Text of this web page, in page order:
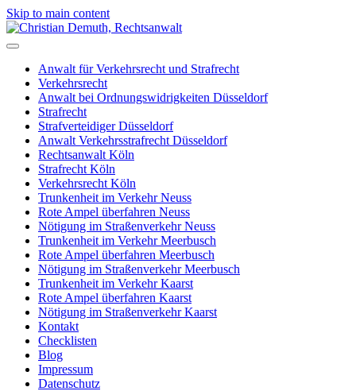
Skip to main content
Anwalt für Verkehrsrecht und Strafrecht
Verkehrsrecht
Anwalt bei Ordnungswidrigkeiten Düsseldorf
Strafrecht
Strafverteidiger Düsseldorf
Anwalt Verkehrsstrafrecht Düsseldorf
Rechtsanwalt Köln
Strafrecht Köln
Verkehrsrecht Köln
Trunkenheit im Verkehr Neuss
Rote Ampel überfahren Neuss
Nötigung im Straßenverkehr Neuss
Trunkenheit im Verkehr Meerbusch
Rote Ampel überfahren Meerbusch
Nötigung im Straßenverkehr Meerbusch
Trunkenheit im Verkehr Kaarst
Rote Ampel überfahren Kaarst
Nötigung im Straßenverkehr Kaarst
Kontakt
Checklisten
Blog
Impressum
Datenschutz